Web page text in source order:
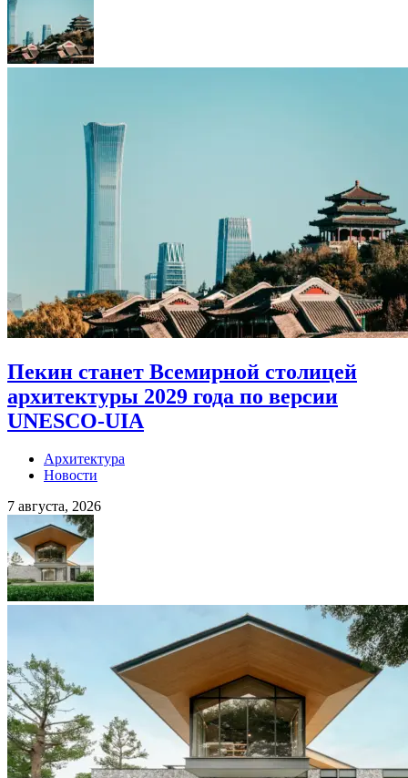
Пекин станет Всемирной столицей
архитектуры 2029 года по версии
UNESCO-UIA
Архитектура
Новости
7 августа, 2026